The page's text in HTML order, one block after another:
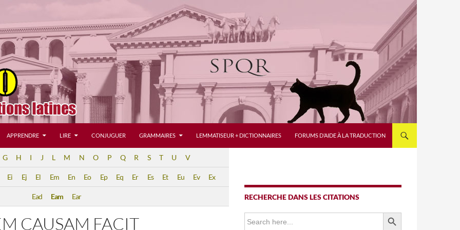
APPRENDRE LIRE CONJUGUER GRAMMAIRES LEMMATISEUR + DICTIONNAIRES FORUMS D’AIDE À LA TRADUCTION
G H I J L M N O P Q R S T U V
Ei Ej El Em En Eo Ep Eq Er Es Et Eu Ev Ex
Ead Eam Ear
CAUSAM FACIT
RECHERCHE DANS LES CITATIONS
Search
for:
SEARCH BUTTON